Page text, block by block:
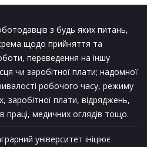
з будь яких питань,
щодо прийняття та
переведення на іншу
чи заробітної плати; надомної
робочого часу, режиму
заробітної плати, відряджень,
праці, медичних оглядів тощо.
університет ініціює